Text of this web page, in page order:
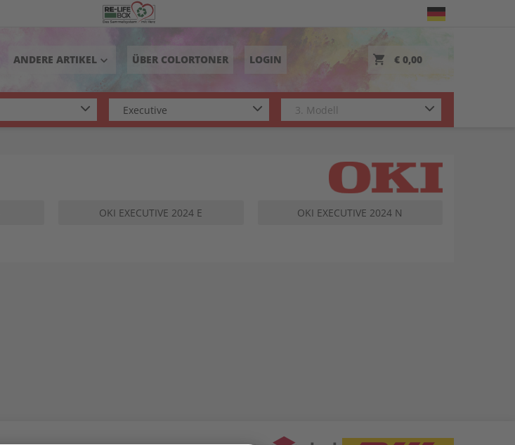
ANDERE ARTIKEL keyboard_arrow_down ÜBER COLORTONER LOGIN € 0,00
OKI EXECUTIVE 2024 E OKI EXECUTIVE 2024 N